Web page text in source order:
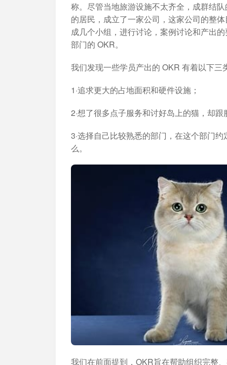
称。尽管当地旅游设施不太齐全，成群结
的居民，成立了一家公司，这家公司的整
成几个小组，进行讨论，案例讨论和产出
部门的 OKR。
我们发现一些学员产出的 OKR 有着以下三
1·追求更大的占地面积和硬件设施；
2·想了很多点子服务和讨好岛上的猫，却
3·选择自己比较熟悉的部门，在这个部门
么。
我们在前面提到，OKR旨在帮助组织完整